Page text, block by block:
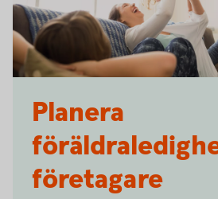
Planera
företagare